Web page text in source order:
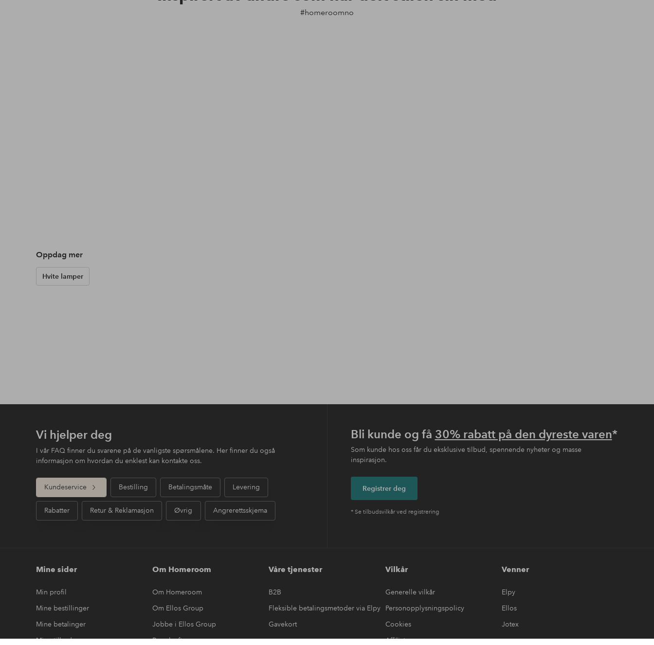
#homeroomno
Oppdag mer
Hvite lamper
Vi hjelper deg
I vår FAQ finner du svarene på de vanligste spørsmålene. Her finner du også
informasjon om hvordan du enklest kan kontakte oss.
Kundeservice Bestilling Betalingsmåte Levering
Rabatter Retur & Reklamasjon Øvrig Angrerettsskjema
Bli kunde og få 30% rabatt på den dyreste varen*
Som kunde hos oss får du eksklusive tilbud, spennende nyheter og masse
inspirasjon.
Registrer deg
* Se tilbudsvilkår ved registrering
Mine sider
Min profil
Mine bestillinger
Mine betalinger
Mine tilbud
Om Homeroom
Om Homeroom
Om Ellos Group
Jobbe i Ellos Group
Bærekraft
Våre tjenester
B2B
Fleksible betalingsmetoder via Elpy
Gavekort
Vilkår
Generelle vilkår
Personopplysningspolicy
Cookies
Affiliate
Venner
Elpy
Ellos
Jotex